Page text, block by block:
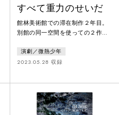
すべて重力のせいだ
館林美術館での滞在制作２年目。
別館の同一空間を使っての２作品
狙撃の現行犯、事件の真相をめぐ
り引き寄せられる運命、取り調べ
隔てるのは何か、そして浮き彫り
になるこの国の「寂しさ」
演劇／微熱少年
2023.05.28 収録